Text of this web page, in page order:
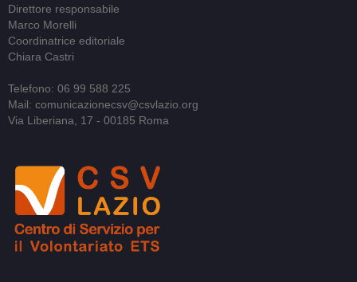
Direttore responsabile
Marco Morelli
Coordinatrice editoriale
Chiara Castri
Telefono: 06 99 588 225
Mail: comunicazionecsv@csvlazio.org
Via Liberiana, 17 - 00185 Roma